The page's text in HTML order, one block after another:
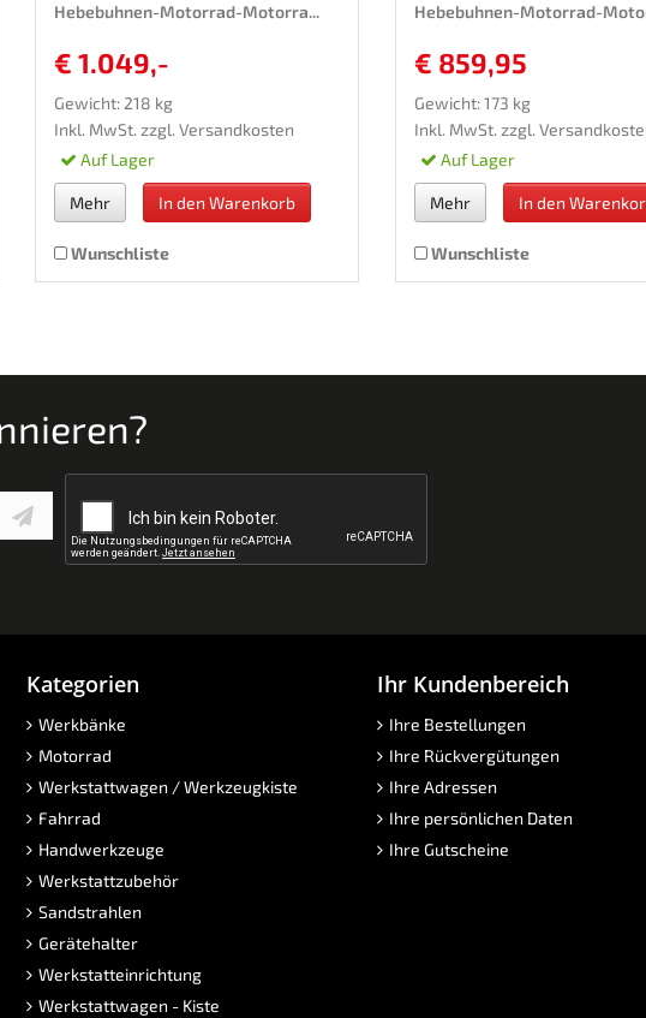
Hebebuhnen-Motorrad-Motorra...
€ 1.049,-
Gewicht: 218 kg
Inkl. MwSt. zzgl. Versandkosten
Auf Lager
Mehr In den Warenkorb
Wunschliste
Hebebuhnen-Motorrad-
€ 859,95
Gewicht: 173 kg
Inkl. MwSt. zzgl.
Auf Lager
Mehr In den
Wunschliste
Kategorien
Werkbänke
Motorrad
Werkstattwagen / Werkzeugkiste
Fahrrad
Handwerkzeuge
Werkstattzubehör
Sandstrahlen
Gerätehalter
Werkstatteinrichtung
Werkstattwagen - Kiste
Ihr Kundenbereich
Ihre Bestellungen
Ihre Rückvergütungen
Ihre Adressen
Ihre persönlichen Daten
Ihre Gutscheine